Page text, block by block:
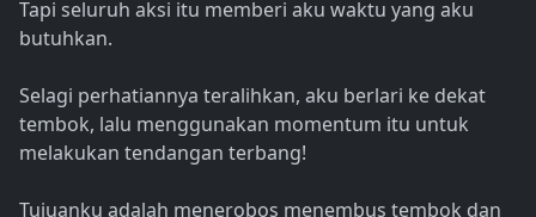
Tapi seluruh aksi itu memberi aku waktu yang aku
butuhkan.
Selagi perhatiannya teralihkan, aku berlari ke dekat
tembok, lalu menggunakan momentum itu untuk
melakukan tendangan terbang!
Tujuanku adalah menerobos menembus tembok dan